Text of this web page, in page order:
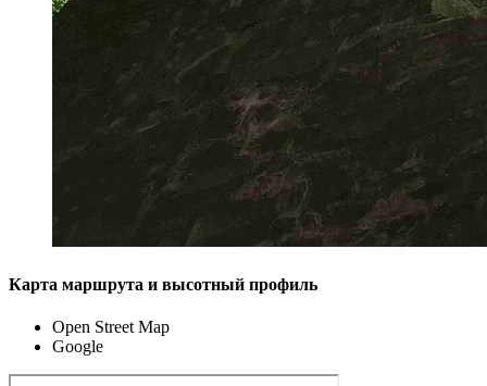
Карта маршрута и высотный профиль
Open Street Map
Google